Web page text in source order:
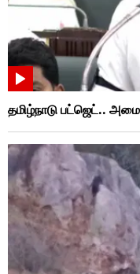
தமிழ்நாடு பட்ஜெட்..